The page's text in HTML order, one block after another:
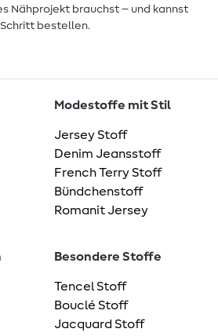
Nähprojekt brauchst – und kannst
bestellen.
Modestoffe mit Stil
Jersey Stoff
Denim Jeansstoff
French Terry Stoff
Bündchenstoff
Romanit Jersey
Besondere Stoffe
Tencel Stoff
Bouclé Stoff
Jacquard Stoff